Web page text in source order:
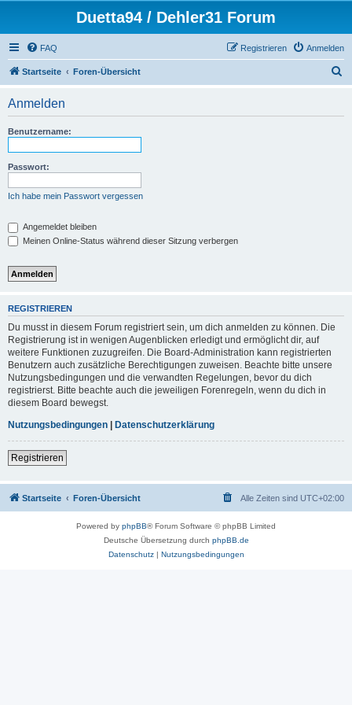
Duetta94 / Dehler31 Forum
FAQ Anmelden
Registrieren
Startseite Foren-Übersicht
Anmelden
Benutzername:
Passwort:
Ich habe mein Passwort vergessen
Angemeldet bleiben
Meinen Online-Status während dieser Sitzung verbergen
REGISTRIEREN
Du musst in diesem Forum registriert sein, um dich anmelden zu können. Die
Registrierung ist in wenigen Augenblicken erledigt und ermöglicht dir, auf
weitere Funktionen zuzugreifen. Die Board-Administration kann registrierten
Benutzern auch zusätzliche Berechtigungen zuweisen. Beachte bitte unsere
Nutzungsbedingungen und die verwandten Regelungen, bevor du dich
registrierst. Bitte beachte auch die jeweiligen Forenregeln, wenn du dich in
diesem Board bewegst.
Nutzungsbedingungen | Datenschutzerklärung
Registrieren
Startseite Foren-Übersicht Alle Zeiten sind UTC+02:00
Powered by phpBB® Forum Software © phpBB Limited
Deutsche Übersetzung durch phpBB.de
Datenschutz| Nutzungsbedingungen